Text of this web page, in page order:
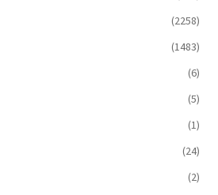
(2258)
(1483)
(6)
(5)
(1)
(24)
(2)